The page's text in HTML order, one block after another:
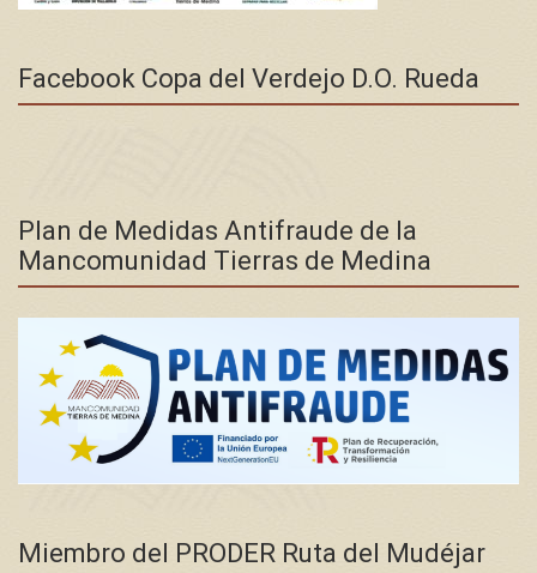
Facebook Copa del Verdejo D.O. Rueda
Plan de Medidas Antifraude de la
Mancomunidad Tierras de Medina
Miembro del PRODER Ruta del Mudéjar